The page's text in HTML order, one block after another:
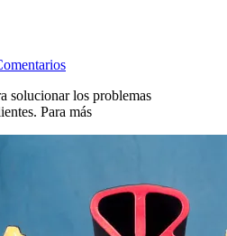
solucionar los problemas
Para más